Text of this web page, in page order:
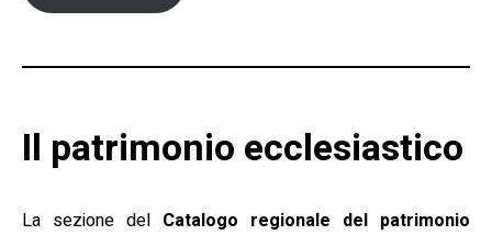
Il patrimonio ecclesiastico
La sezione del Catalogo regionale del patrimonio